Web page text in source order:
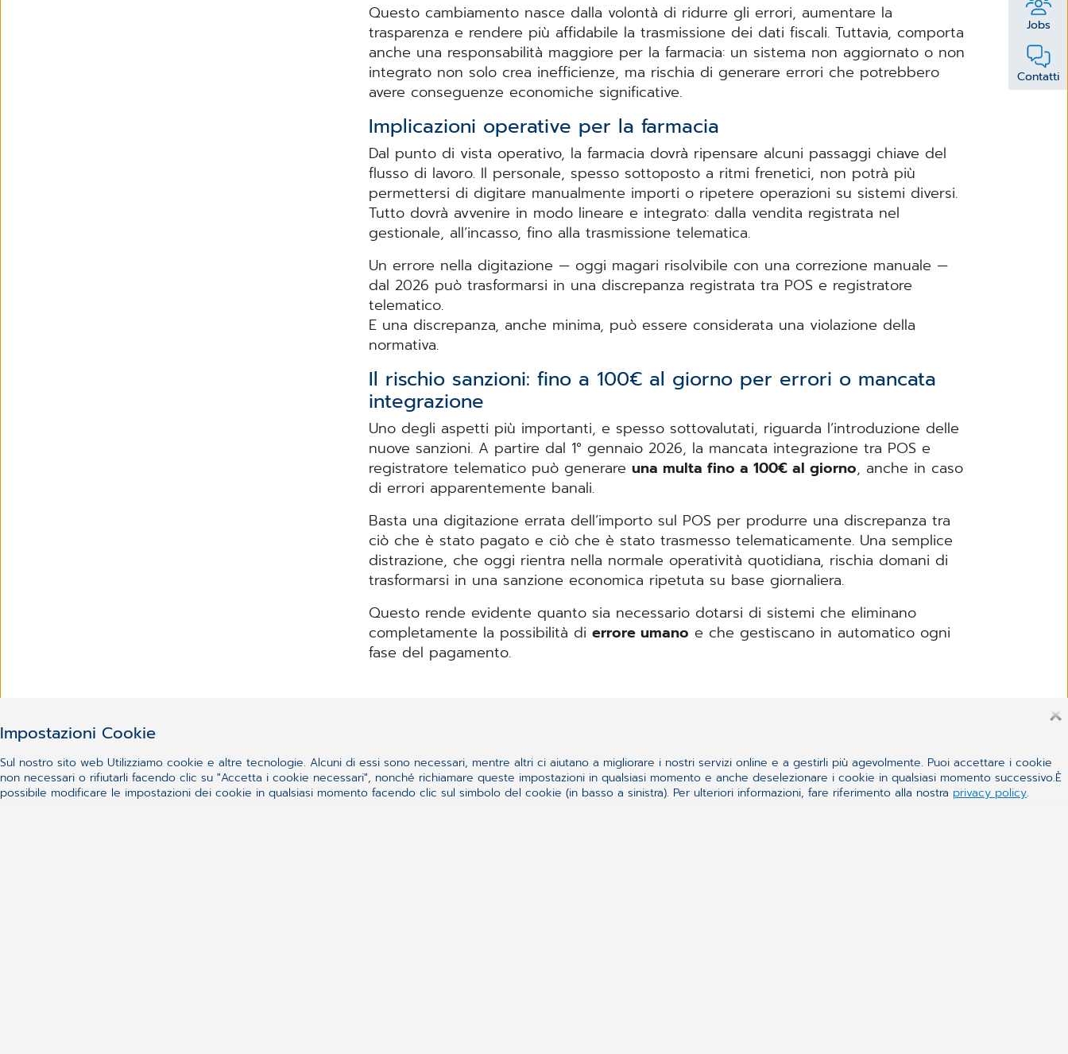
Jobs
Contatti
Questo cambiamento nasce dalla volontà di ridurre gli errori, aumentare la
trasparenza e rendere più affidabile la trasmissione dei dati fiscali. Tuttavia, comporta
anche una responsabilità maggiore per la farmacia: un sistema non aggiornato o non
integrato non solo crea inefficienze, ma rischia di generare errori che potrebbero
avere conseguenze economiche significative.
Implicazioni operative per la farmacia
Dal punto di vista operativo, la farmacia dovrà ripensare alcuni passaggi chiave del
flusso di lavoro. Il personale, spesso sottoposto a ritmi frenetici, non potrà più
permettersi di digitare manualmente importi o ripetere operazioni su sistemi diversi.
Tutto dovrà avvenire in modo lineare e integrato: dalla vendita registrata nel
gestionale, all’incasso, fino alla trasmissione telematica.
Un errore nella digitazione — oggi magari risolvibile con una correzione manuale —
dal 2026 può trasformarsi in una discrepanza registrata tra POS e registratore
telematico.
E una discrepanza, anche minima, può essere considerata una violazione della
normativa.
Il rischio sanzioni: fino a 100€ al giorno per errori o mancata
integrazione
Uno degli aspetti più importanti, e spesso sottovalutati, riguarda l’introduzione delle
nuove sanzioni. A partire dal 1° gennaio 2026, la mancata integrazione tra POS e
registratore telematico può generare una multa fino a 100€ al giorno, anche in caso
di errori apparentemente banali.
Basta una digitazione errata dell’importo sul POS per produrre una discrepanza tra
ciò che è stato pagato e ciò che è stato trasmesso telematicamente. Una semplice
distrazione, che oggi rientra nella normale operatività quotidiana, rischia domani di
trasformarsi in una sanzione economica ripetuta su base giornaliera.
Questo rende evidente quanto sia necessario dotarsi di sistemi che eliminano
completamente la possibilità di errore umano e che gestiscano in automatico ogni
fase del pagamento.
pagamento
In un ambiente in cui tutto deve essere tracciato, registrato e trasmesso senza
Impostazioni Cookie
Sul nostro sito web Utilizziamo cookie e altre tecnologie. Alcuni di essi sono necessari, mentre altri ci aiutano a migliorare i nostri servizi online e a gestirli più agevolmente. Puoi accettare i cookie
non necessari o rifiutarli facendo clic su "Accetta i cookie necessari", nonché richiamare queste impostazioni in qualsiasi momento e anche deselezionare i cookie in qualsiasi momento successivo.È
possibile modificare le impostazioni dei cookie in qualsiasi momento facendo clic sul simbolo del cookie (in basso a sinistra). Per ulteriori informazioni, fare riferimento alla nostra privacy policy.